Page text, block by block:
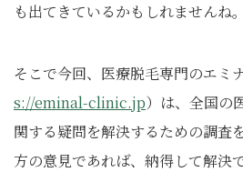
も出てきているかもしれませんね。
そこで今回、医療脱毛専門のエミ
s://eminal-clinic.jp）は、全国の
関する疑問を解決するための調査
方の意見であれば、納得して解決